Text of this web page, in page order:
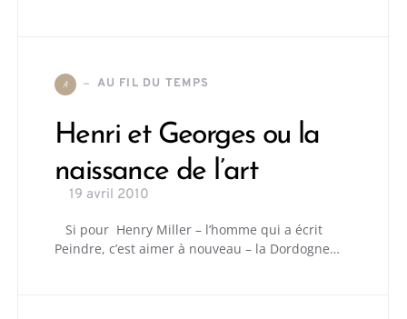
A AU FIL DU TEMPS
Henri et Georges ou la
naissance de l’art
19 avril 2010
Si pour Henry Miller – l’homme qui a écrit
Peindre, c’est aimer à nouveau – la Dordogne…